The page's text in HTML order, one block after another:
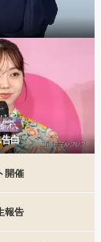
白
開催
報告